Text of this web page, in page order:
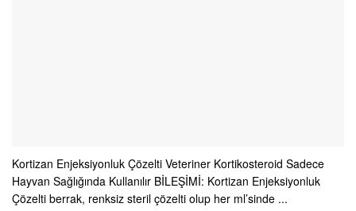
Kortizan Enjeksiyonluk Çözelti Veteriner Kortikosteroid Sadece
Hayvan Sağlığında Kullanılır BİLEŞİMİ: Kortizan Enjeksiyonluk
Çözelti berrak, renksiz steril çözelti olup her ml’sinde ...